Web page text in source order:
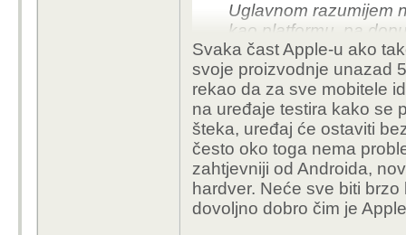
Uglavnom razumijem
kao platformu, pa
nehotični propusti u
Uglavnom, kada izlazi
novije modele (to bi
Pro ) dolazi u punoj
zemljama isto. U SAD
doći tanja za one
druge iPhone ( one
opet nešto tanji
podjedinu zemlju
Svaka čast Apple-u ako
svoje proizvodnje unazad
rekao da za sve mobitele
na uređaje testira kako se
šteka, uređaj će ostaviti
često oko toga nema
zahtjevniji od Androida,
hardver. Neće sve biti
dovoljno dobro čim je